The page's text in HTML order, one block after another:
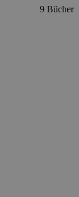
9 Bücher